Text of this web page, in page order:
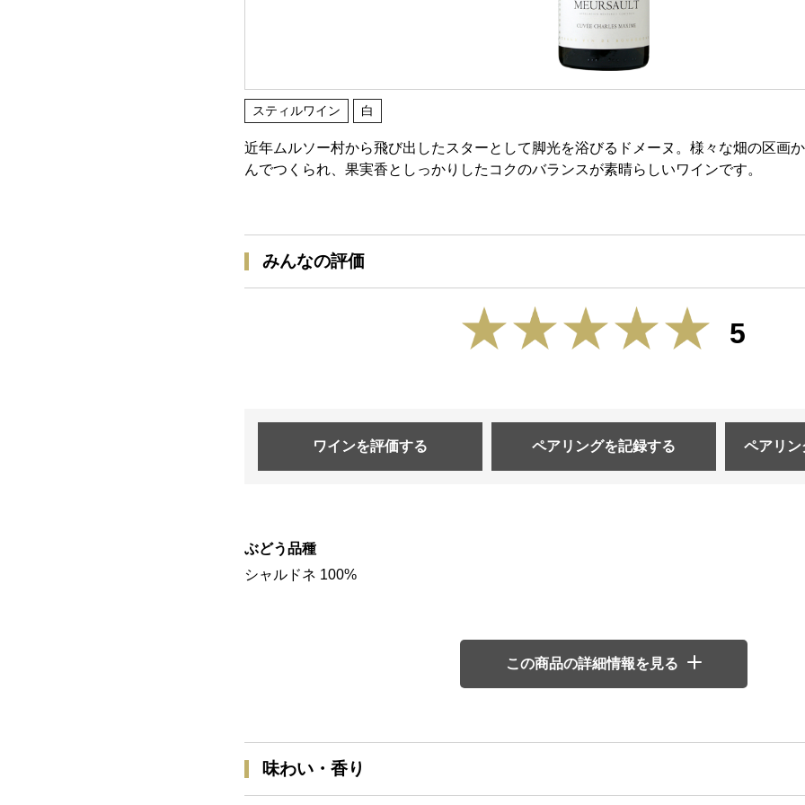
スティルワイン 白
近年ムルソー村から飛び出したスターとして脚光を浴びるドメーヌ。様々な畑の区画
んでつくられ、果実香としっかりしたコクのバランスが素晴らしいワインです。
みんなの評価
5
ワインを評価する ペアリングを記録する ペアリン
ぶどう品種
シャルドネ 100%
この商品の詳細情報を見る
味わい・香り